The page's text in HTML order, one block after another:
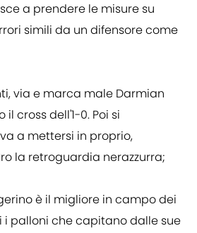
a prendere le misure su
simili da un difensore come
via e marca male Darmian
cross dell'1-0. Poi si
a mettersi in proprio,
la retroguardia nerazzurra;
è il migliore in campo dei
i palloni che capitano dalle sue